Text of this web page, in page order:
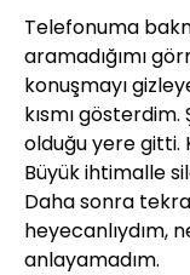
Telefonuma
aramadığımı
konuşmayı
kısmı
olduğu yere gitti.
Büyük ihtimalle
Daha sonra
heyecanlıydım,
anlayamadım.